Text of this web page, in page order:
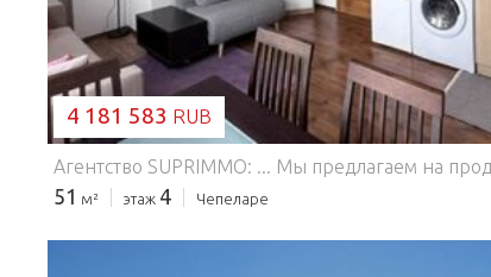
4 181 583 RUB
51 м² этаж 4 Чепеларе